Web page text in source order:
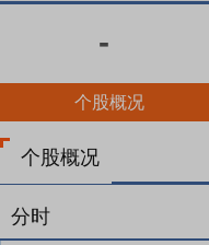
-
个股概况
个股概况
分时